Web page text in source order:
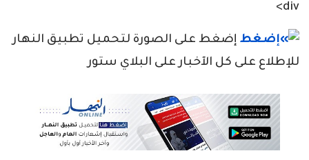
div>
إضغط على الصورة لتحميل تطبيق النهار
للإطلاع على كل الآخبار على البلاي ستور